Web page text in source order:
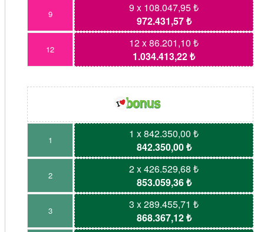
9
9 x 108.047,95 ₺
972.431,57 ₺
12
12 x 86.201,10 ₺
1.034.413,22 ₺
1
1 x 842.350,00 ₺
842.350,00 ₺
2
2 x 426.529,68 ₺
853.059,36 ₺
3
3 x 289.455,71 ₺
868.367,12 ₺